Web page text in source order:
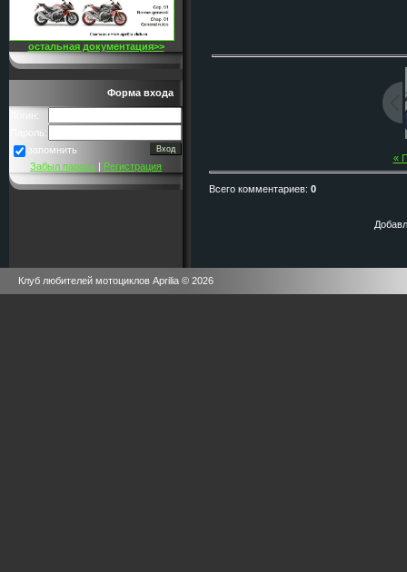
остальная документация>>
Форма входа
Логин:
Пароль:
запомнить
Забыл пароль | Регистрация
«
Всего комментариев: 0
Клуб любителей мотоциклов Aprilia © 2026